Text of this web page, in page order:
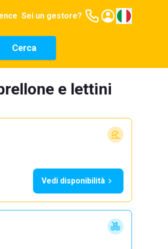
Sei un gestore?
Cerca
e lettini
Vedi disponibilità